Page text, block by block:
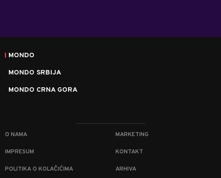
MONDO
MONDO SRBIJA
MONDO CRNA GORA
O NAMA MARKETING
IMPRESUM KONTAKT
POLITIKA O KOLAČIĆIMA ARHIVA